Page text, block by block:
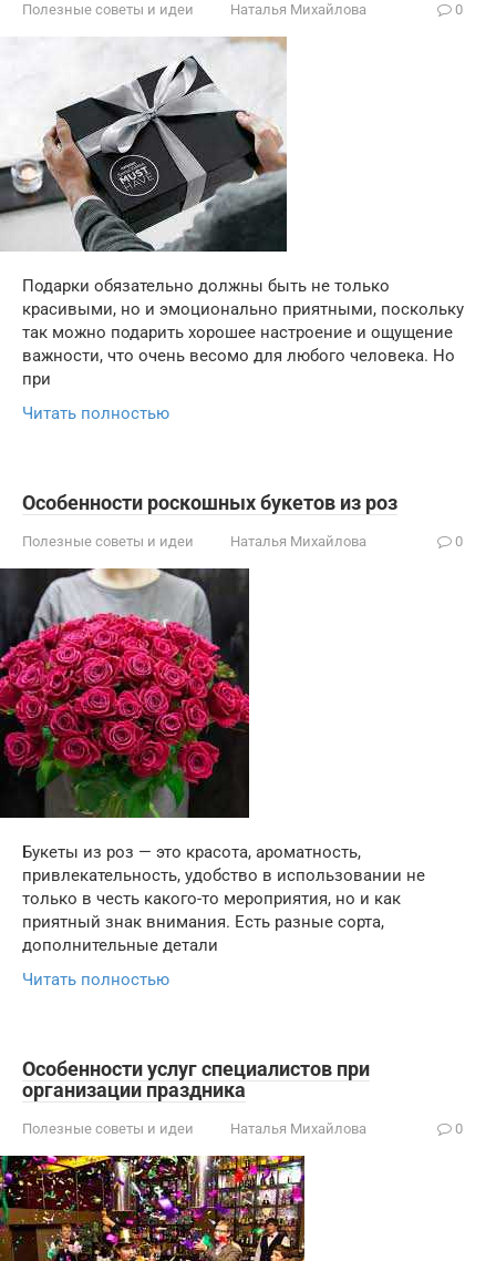
Полезные советы и идеи Наталья Михайлова 0
Подарки обязательно должны быть не только
красивыми, но и эмоционально приятными, поскольку
так можно подарить хорошее настроение и ощущение
важности, что очень весомо для любого человека. Но
при
Читать полностью
Особенности роскошных букетов из роз
Полезные советы и идеи Наталья Михайлова 0
Букеты из роз — это красота, ароматность,
привлекательность, удобство в использовании не
только в честь какого-то мероприятия, но и как
приятный знак внимания. Есть разные сорта,
дополнительные детали
Читать полностью
Особенности услуг специалистов при
организации праздника
Полезные советы и идеи Наталья Михайлова 0